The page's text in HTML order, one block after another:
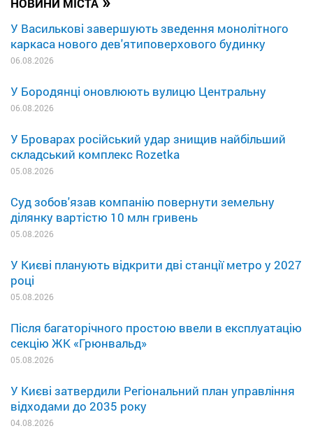
У Василькові завершують зведення монолітного
каркаса нового дев'ятиповерхового будинку
06.08.2026
У Бородянці оновлюють вулицю Центральну
06.08.2026
У Броварах російський удар знищив найбільший
складський комплекс Rozetka
05.08.2026
Суд зобов'язав компанію повернути земельну
ділянку вартістю 10 млн гривень
05.08.2026
У Києві планують відкрити дві станції метро у 2027
році
05.08.2026
Після багаторічного простою ввели в експлуатацію
секцію ЖК «Грюнвальд»
05.08.2026
У Києві затвердили Регіональний план управління
відходами до 2035 року
04.08.2026